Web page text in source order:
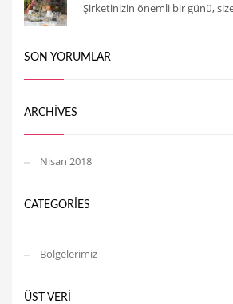
Şirketinizin önemli bir günü,
SON YORUMLAR
ARCHIVES
Nisan 2018
CATEGORIES
Bölgelerimiz
ÜST VERI